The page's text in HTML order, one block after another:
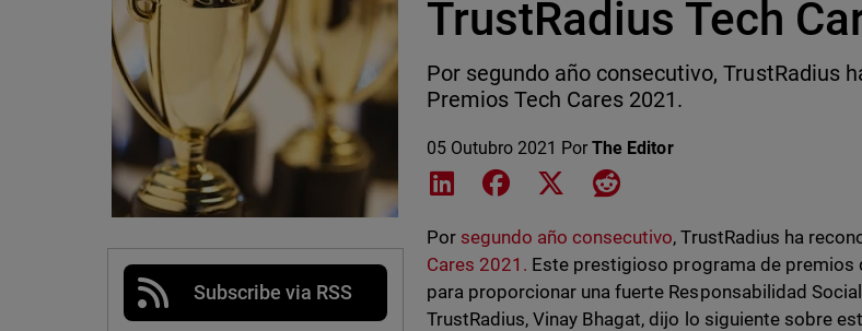
Subscribe via RSS
TrustRadius Tech
Por segundo año consecutivo, TrustRadius
Premios Tech Cares 2021.
05 Outubro 2021 PorThe Editor
Share on LinkedIn
Share on Facebook
Share on XShare on Reddit
Por segundo año consecutivo, TrustRadius ha
Cares 2021. Este prestigioso programa de premios
para proporcionar una fuerte Responsabilidad
TrustRadius, Vinay Bhagat, dijo lo siguiente sobre